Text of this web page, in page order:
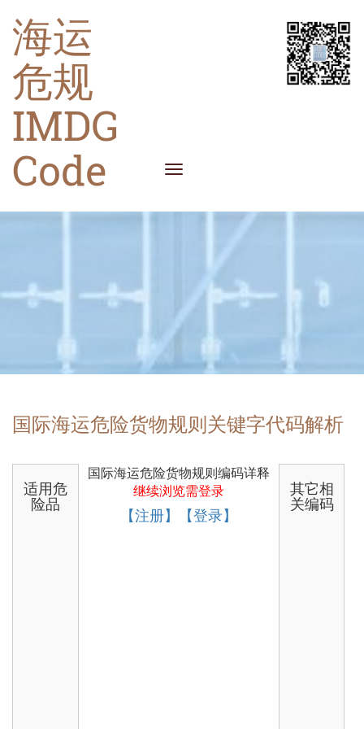
海运
危规
IMDG
Code
国际海运危险货物规则关键字代码解析
适用危
险品
国际海运危险货物规则编码详释
继续浏览需登录
【注册】【登录】
其它相
关编码